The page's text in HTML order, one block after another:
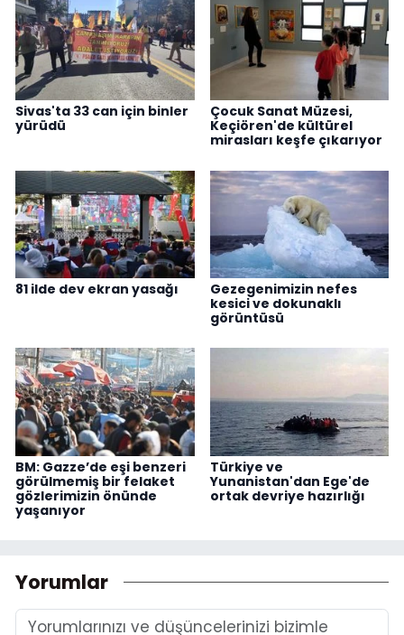
Sivas'ta 33 can için binler
yürüdü
Çocuk Sanat Müzesi,
Keçiören'de kültürel
mirasları keşfe çıkarıyor
81 ilde dev ekran yasağı
Gezegenimizin nefes
kesici ve dokunaklı
görüntüsü
BM: Gazze’de eşi benzeri
görülmemiş bir felaket
gözlerimizin önünde
yaşanıyor
Türkiye ve
Yunanistan'dan Ege'de
ortak devriye hazırlığı
Yorumlar